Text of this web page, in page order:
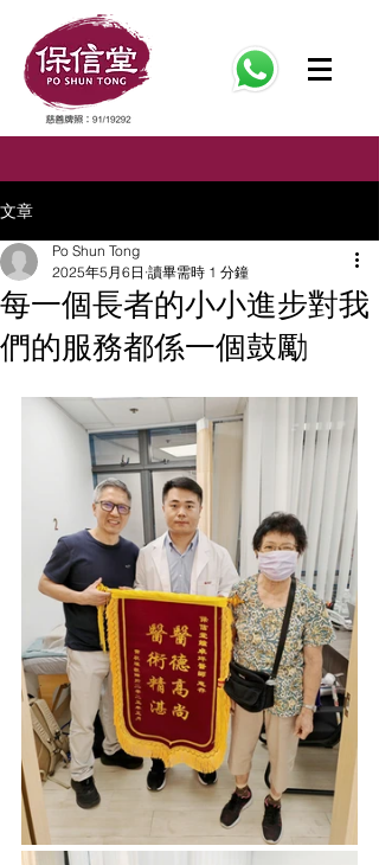
文章
每一個長者的小小進步對我
們的服務都係一個鼓勵
Po Shun Tong
2025年5月6日 讀畢需時 1 分鐘